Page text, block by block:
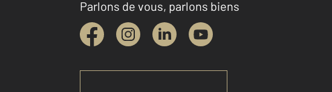
Parlons de vous, parlons biens